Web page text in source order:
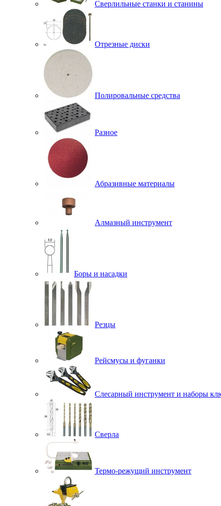
Сверлильные станки и станины
Отрезные диски
Полировальные средства
Разное
Абразивные материалы
Алмазный инструмент
Боры и насадки
Резцы
Рейсмусы и фуганки
Слесарный инструмент и наборы
Сверла
Термо-режущий инструмент